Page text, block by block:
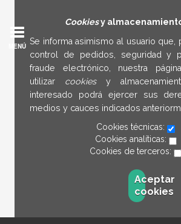
Cookiesy
Se informa asimismo al usuario
control de pedidos, seguridad y
fraude electrónico, nuestra
utilizar cookies y
interesado podrá ejercer sus
medios y cauces indicados
Cookies técnicas:
Cookies analíticas:
Cookies de terceros:
Aceptar
cookies
MENÚ